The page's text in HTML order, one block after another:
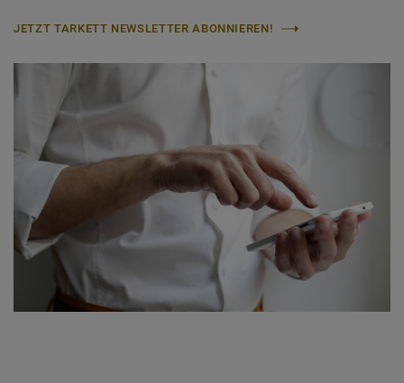
JETZT TARKETT NEWSLETTER ABONNIEREN!